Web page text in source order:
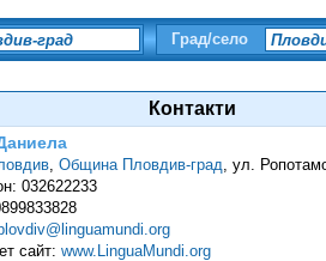
Град/село
Контакти
, Община Пловдив-град, ул.
032622233
сайт: www.LinguaMundi.org